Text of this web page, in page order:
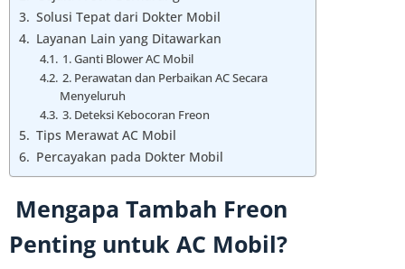
Solusi Tepat dari Dokter Mobil
Layanan Lain yang Ditawarkan
1. Ganti Blower AC Mobil
2. Perawatan dan Perbaikan AC Secara
Menyeluruh
3. Deteksi Kebocoran Freon
Tips Merawat AC Mobil
Percayakan pada Dokter Mobil
Mengapa Tambah Freon
Penting untuk AC Mobil?